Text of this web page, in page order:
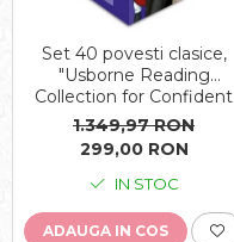
Set 40 povesti clasice,
"Usborne Reading
Collection for Confident
Readers", Usborne
1.349,97 RON
299,00 RON
IN STOC
ADAUGA IN COS